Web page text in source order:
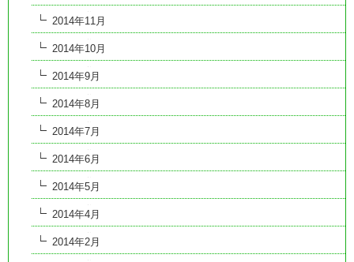
2014年11月
2014年10月
2014年9月
2014年8月
2014年7月
2014年6月
2014年5月
2014年4月
2014年2月